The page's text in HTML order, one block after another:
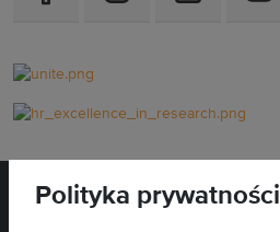
Polityka prywatności